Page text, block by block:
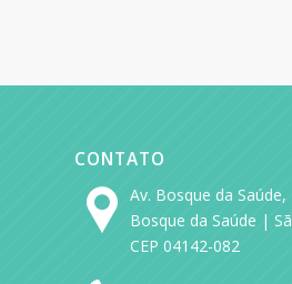
CONTATO
Av. Bosque da Saúde,
Bosque da Saúde |
CEP 04142-082